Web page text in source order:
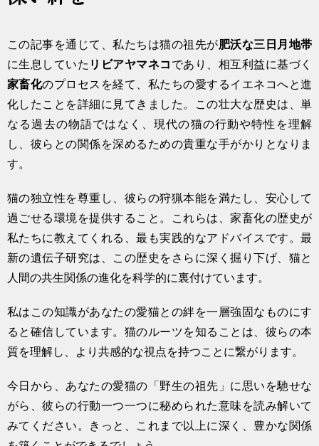
この記事を通じて、私たちは猫の祖先が肥沃な三日月地帯
に生息していた リビアヤマネコ であり、相互利益に基づく
家畜化のプロセスを経て、私たちの愛するイエネコへと進
化したことを詳細に見てきました。この壮大な歴史は、単
なる過去の物語ではなく、現代の猫の行動や特性を理解
し、彼らとの関係を深めるための貴重な手がかりとなりま
す。
猫の独立性を尊重し、彼らの狩猟本能を満たし、安心して
過ごせる環境を提供すること。これらは、家畜化の歴史が
私たちに教えてくれる、最も実践的なアドバイスです。最
新の遺伝子研究は、この歴史をさらに深く掘り下げ、猫と
人間の共生関係の進化を科学的に裏付けています。
私はこの知識があなたの愛猫との絆を一層強固なものにす
ると確信しています。猫のルーツを知ることは、彼らの本
質を理解し、より共感的な視点を持つことに繋がります。
今日から、あなたの愛猫の「野生の祖先」に思いを馳せな
がら、彼らの行動一つ一つに秘められた意味を読み解いて
みてください。きっと、これまで以上に深く、豊かな関係